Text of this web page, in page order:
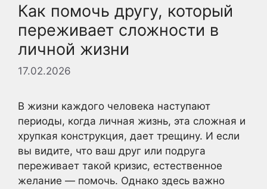
Как помочь другу, который
переживает сложности в
личной жизни
17.02.2026
В жизни каждого человека наступают
периоды, когда личная жизнь, эта сложная и
хрупкая конструкция, дает трещину. И если
вы видите, что ваш друг или подруга
переживает такой кризис, естественное
желание — помочь. Однако здесь важно